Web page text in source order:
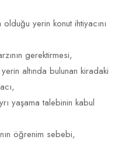
yerin konut ihtiyacını
gerektirmesi,
altında bulunan kiradaki
yaşama talebinin kabul
öğrenim sebebi,